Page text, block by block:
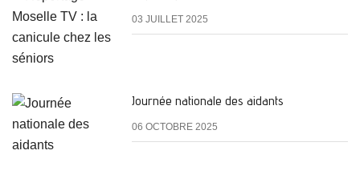
03 JUILLET 2025
Journée nationale des aidants
06 OCTOBRE 2025